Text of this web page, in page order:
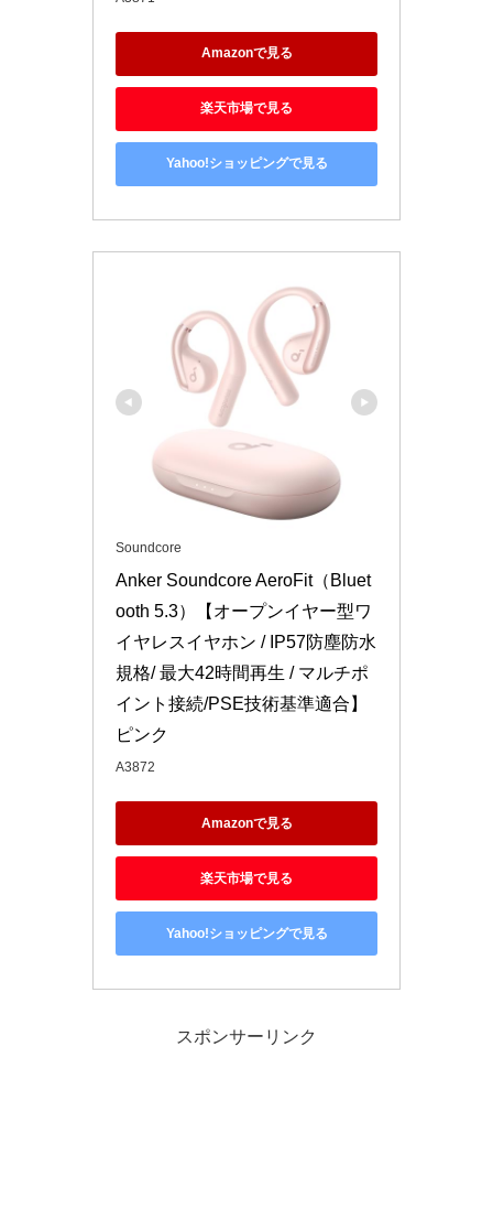
Amazonで見る
楽天市場で見る
Yahoo!ショッピングで見る
Soundcore
Anker Soundcore AeroFit（Bluet
ooth 5.3）【オープンイヤー型ワ
イヤレスイヤホン / IP57防塵防水
規格/ 最大42時間再生 / マルチポ
イント接続/PSE技術基準適合】
ピンク
A3872
Amazonで見る
楽天市場で見る
Yahoo!ショッピングで見る
スポンサーリンク